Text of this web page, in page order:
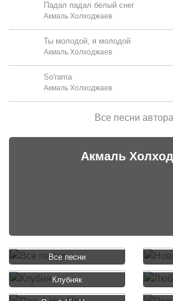
Падал падал белый снег
Акмаль Холходжаев
Ты молодой, я молодой
Акмаль Холходжаев
So'rama
Акмаль Холходжаев
Все песни автора
Акмаль
Все песни
Клубняк